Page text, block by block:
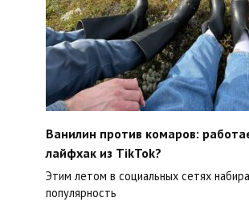
Ванилин против комаров:
лайфхак из TikTok?
Этим летом в социальных сетях
популярность